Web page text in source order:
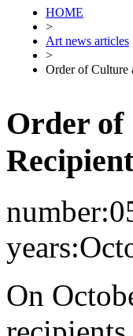
HOME
>
Art news articles
>
Order of Culture
Order of
On